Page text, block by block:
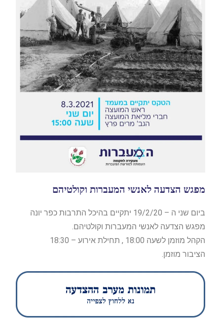
מפגש הצדעה לאנשי המעברות וקולטיהם
ביום שני ה – 19/2/20 יתקיים בהיכל התרבות כפר יונה
מפגש הצדעה לאנשי המעברות וקולטיהם.
הקהל מוזמן לשעה 18:00 , תחילת אירוע – 18:30
הציבור מוזמן.